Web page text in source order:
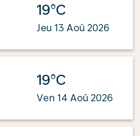
19°C
Jeu 13 Aoû 2026
19°C
Ven 14 Aoû 2026